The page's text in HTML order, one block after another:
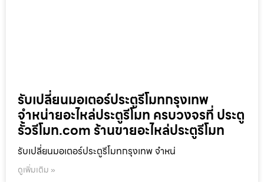
รับเปลี่ยนมอเตอร์ประตูรีโมทกรุงเทพ
จำหน่ายอะไหล่ประตูรีโมท ครบวงจรที่ ประตู
รั้วรีโมท.com ร้านขายอะไหล่ประตูรีโมท
รับเปลี่ยนมอเตอร์ประตูรีโมทกรุงเทพ จำหน่
ดูเพิ่มเติม »